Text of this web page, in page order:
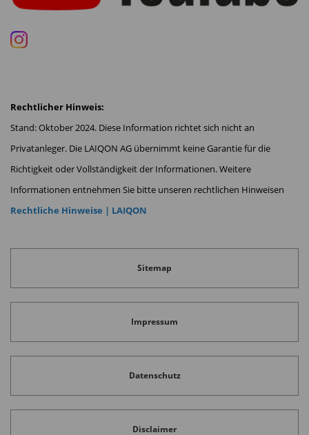
Rechtlicher Hinweis:
Stand: Oktober 2024. Diese Information richtet sich nicht an
Privatanleger. Die LAIQON AG übernimmt keine Garantie für die
Richtigkeit oder Vollständigkeit der Informationen. Weitere
Informationen entnehmen Sie bitte unseren rechtlichen Hinweisen
Rechtliche Hinweise | LAIQON
Sitemap
Impressum
Datenschutz
Disclaimer